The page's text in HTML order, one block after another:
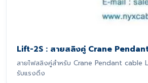
Lift-2S : สายสลิงคู่ Crane
สายไฟสลิงคู่สำหรับ Crane Pendant
รับแรงดึง